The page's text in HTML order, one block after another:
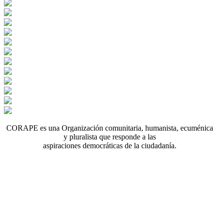
CORAPE es una Organización comunitaria, humanista, ecuménica
y pluralista que responde a las
aspiraciones democráticas de la ciudadanía.